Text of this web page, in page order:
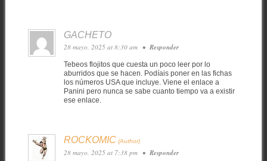
GACHETO
28 mayo, 2025 at 8:30 am • Responder
Tebeos flojitos que cuesta un poco leer por lo
aburridos que se hacen. Podíais poner en las fichas
los números USA que incluye. Viene el enlace a
Panini pero nunca se sabe cuanto tiempo va a existir
ese enlace.
ROCKOMIC
28 mayo, 2025 at 7:38 pm • Responder